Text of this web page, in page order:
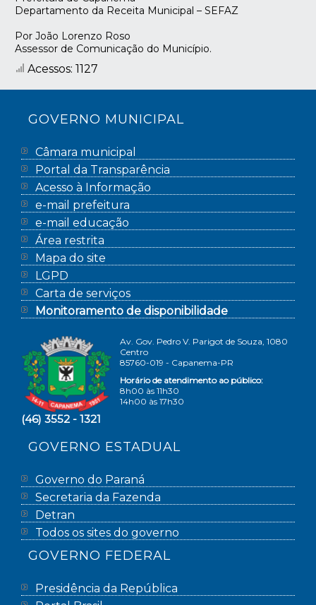
Departamento da Receita Municipal – SEFAZ
Por João Lorenzo Roso
Assessor de Comunicação do Município.
Acessos: 1127
GOVERNO MUNICIPAL
Câmara municipal
Portal da Transparência
Acesso à Informação
e-mail prefeitura
e-mail educação
Área restrita
Mapa do site
LGPD
Carta de serviços
Monitoramento de disponibilidade
Av. Gov. Pedro V. Parigot de Souza, 1080
Centro
85760-019 - Capanema-PR
Horário de atendimento ao público:
8h00 às 11h30
14h00 às 17h30
(46) 3552 - 1321
GOVERNO ESTADUAL
Governo do Paraná
Secretaria da Fazenda
Detran
Todos os sites do governo
GOVERNO FEDERAL
Presidência da República